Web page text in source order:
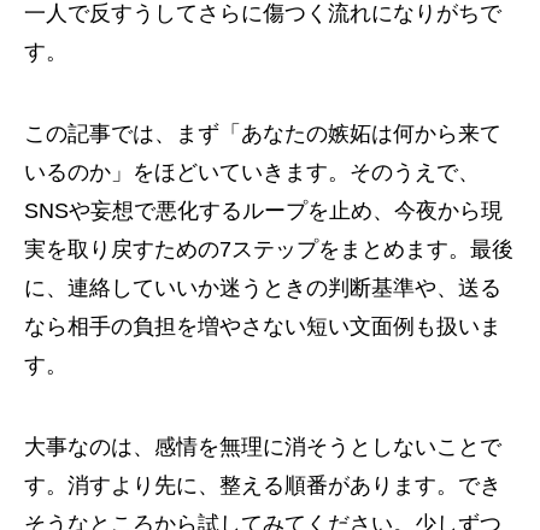
一人で反すうしてさらに傷つく流れになりがちで
す。
この記事では、まず「あなたの嫉妬は何から来て
いるのか」をほどいていきます。そのうえで、
SNSや妄想で悪化するループを止め、今夜から現
実を取り戻すための7ステップをまとめます。最後
に、連絡していいか迷うときの判断基準や、送る
なら相手の負担を増やさない短い文面例も扱いま
す。
大事なのは、感情を無理に消そうとしないことで
す。消すより先に、整える順番があります。でき
そうなところから試してみてください。少しずつ